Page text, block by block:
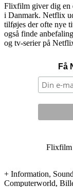
Flixfilm giver dig en
i Danmark. Netflix
tilføjes der ofte nye
også finde
og tv-serier på
Få
Flixfilm
+ Information,
Computerworld,